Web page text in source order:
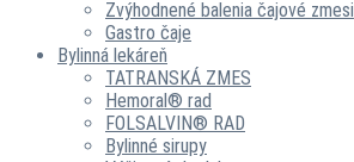
Zvýhodnené balenia čajové zmesi
Gastro čaje
Bylinná lekáreň
TATRANSKÁ ZMES
Hemoral® rad
FOLSALVIN® RAD
Bylinné sirupy